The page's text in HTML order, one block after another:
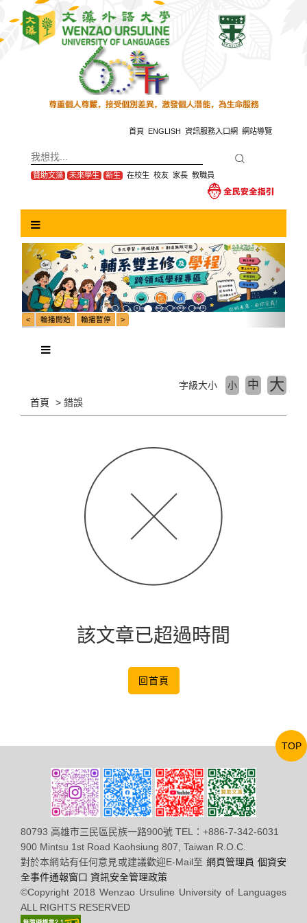
主
首頁 ENGLISH 資訊服務入口網 網站導覽
贊助文藻 未來學生 新生 在校生 校友 家長 教職員
Previous Next
首頁 錯誤
字級大小 小 中 大
該文章已超過時間
回首頁
80793 高雄市三民區民族一路900號 TEL：+886-7-342-6031
900 Mintsu 1st Road Kaohsiung 807, Taiwan R.O.C.
對於本網站有任何意見或建議歡迎E-Mail至 網頁管理員 個資安
全事件通報窗口 資訊安全管理政策
©Copyright 2018 Wenzao Ursuline University of Languages
ALL RIGHTS RESERVED
TOP